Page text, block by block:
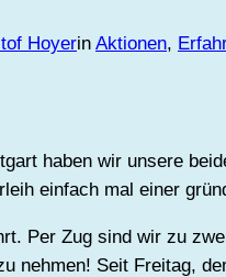
Hoyerin Aktionen,
haben wir unsere
einfach mal einer
Per Zug sind wir zu
nehmen! Seit Freitag,